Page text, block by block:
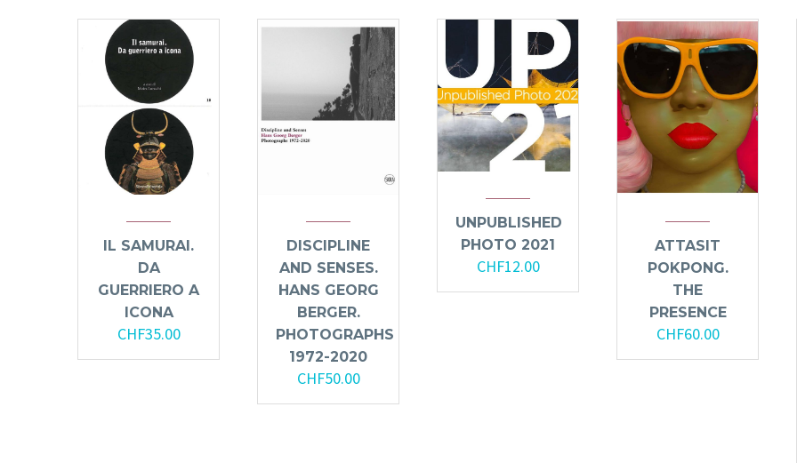
IL SAMURAI.
DA
GUERRIERO A
ICONA
CHF35.00
DISCIPLINE
AND SENSES.
HANS GEORG
BERGER.
PHOTOGRAPHS
1972-2020
CHF50.00
UNPUBLISHED
PHOTO 2021
CHF12.00
ATTASIT
POKPONG.
THE
PRESENCE
CHF60.00